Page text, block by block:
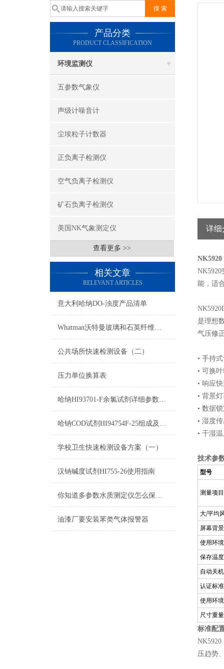
产品分类
PRODUCT CLASSIFICATION
环境监测仪
五参数气象仪
声级计噪音计
尘埃粒子计数器
正负离子检测仪
空气负离子检测仪
矿石负离子检测仪
美国NK气象测定仪
查看更多 >>
相关文章
RELEVANT ARTICLES
意大利哈纳DO-浊度产品清单
Whatman沃特曼玻璃和石英纤维滤纸/滤膜
公共场所快速检测设备（二）
压力单位换算表
哈纳HI93701-F余氯试剂详细参数及测量原理
哈钠COD试剂HI94754F-25组成及测量范围
学校卫生快速检测设备方案（一）
汉钠碱度试剂HI755-26使用指南
你知道多参数水质测定仪怎么保养吗？
油漆厂要安装苯类气体报警器
详细
NK5920
能，适
是理想
气压修
• 手持
• 可换
• 响应
• 背景
• 数据
• 湿度
• 干湿
技术参
型号
测量项目
大/平均
屏幕背
使用环境
保存温度
自动关机
认证标准
使用环境
尺寸重量
标准配
NK5920
压趋势